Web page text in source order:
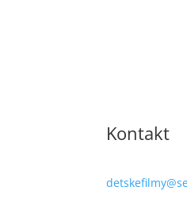
Kontakt